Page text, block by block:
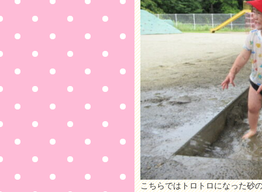
こちらではトロトロになった砂